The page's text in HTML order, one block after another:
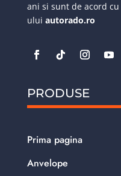
ani si sunt de acord cu
ului autorado.ro
PRODUSE
Prima pagina
Anvelope